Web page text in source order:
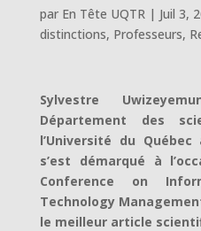
par En Tête UQTR| Juil 3,
distinctions, Professeurs,
Sylvestre
Département des
l’Université du Québec
s’est démarqué à
Conference on
Technology
le meilleur article